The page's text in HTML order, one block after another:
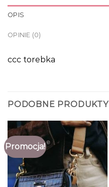
OPIS
OPINIE (0)
ccc torebka
PODOBNE PRODUKTY
Promocja!